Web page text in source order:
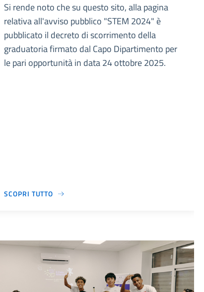
Si rende noto che su questo sito, alla pagina
relativa all'avviso pubblico "STEM 2024" è
pubblicato il decreto di scorrimento della
graduatoria firmato dal Capo Dipartimento per
le pari opportunità in data 24 ottobre 2025.
SCOPRI TUTTO